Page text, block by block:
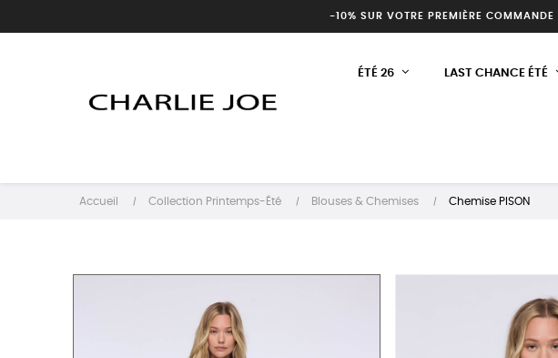
-10% SUR VOTRE PREMIÈRE COMMANDE
ÉTÉ 26 LAST CHANCE ÉTÉ
Accueil Collection Printemps-Été Blouses & Chemises Chemise PISON